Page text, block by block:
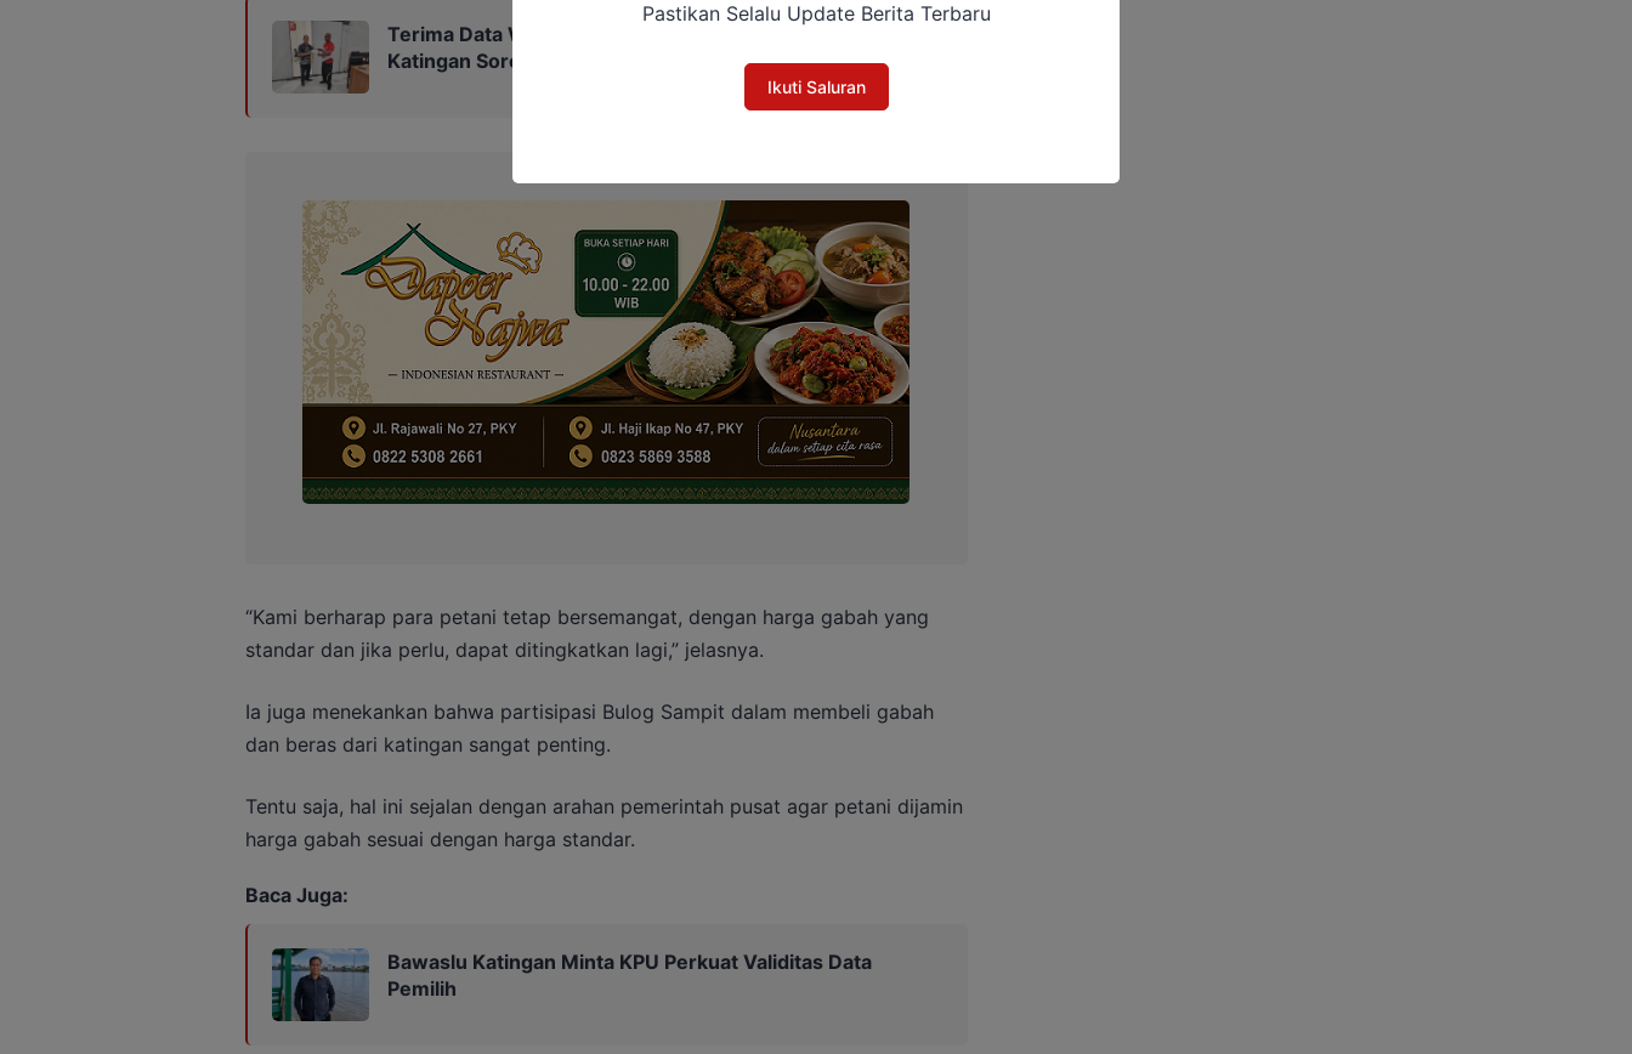
Terima Data Warga Meninggal dari Kelurahan, Bawaslu
Katingan Soroti Akurasi Pemilih
“Kami berharap para petani tetap bersemangat, dengan harga gabah yang
standar dan jika perlu, dapat ditingkatkan lagi,” jelasnya.
Ia juga menekankan bahwa partisipasi Bulog Sampit dalam membeli gabah
dan beras dari katingan sangat penting.
Tentu saja, hal ini sejalan dengan arahan pemerintah pusat agar petani dijamin
harga gabah sesuai dengan harga standar.
Baca Juga:
Bawaslu Katingan Minta KPU Perkuat Validitas Data
Pemilih
Pastikan Selalu Update Berita Terbaru
Ikuti Saluran